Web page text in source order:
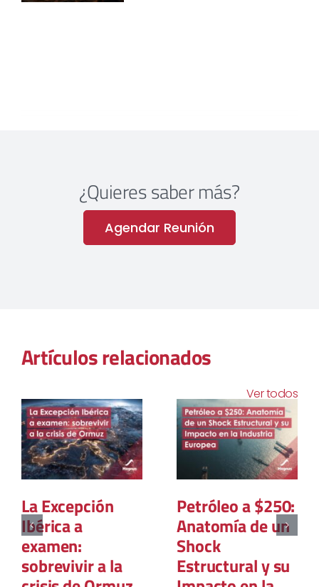
¿Quieres saber más?
Agendar Reunión
Artículos relacionados
Ver todos
La Excepción
Ibérica a
examen:
sobrevivir a la
Petróleo a $250:
Anatomía de un
Shock
Estructural y su